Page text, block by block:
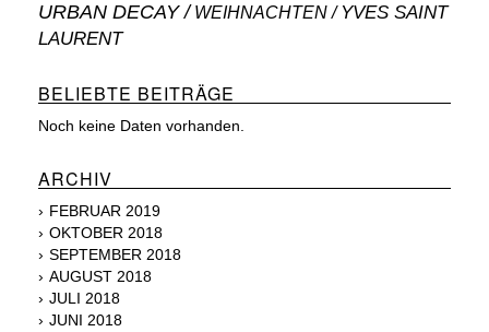
URBAN DECAY WEIHNACHTEN
YVES SAINT
LAURENT
BELIEBTE BEITRÄGE
Noch keine Daten vorhanden.
ARCHIV
FEBRUAR 2019
OKTOBER 2018
SEPTEMBER 2018
AUGUST 2018
JULI 2018
JUNI 2018